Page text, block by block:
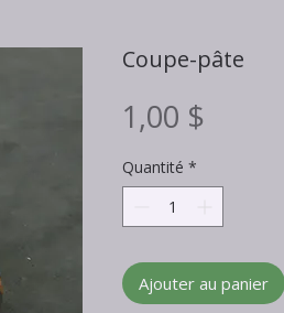
Coupe-pâte
1,00 $
Quantité *
Ajouter au panier